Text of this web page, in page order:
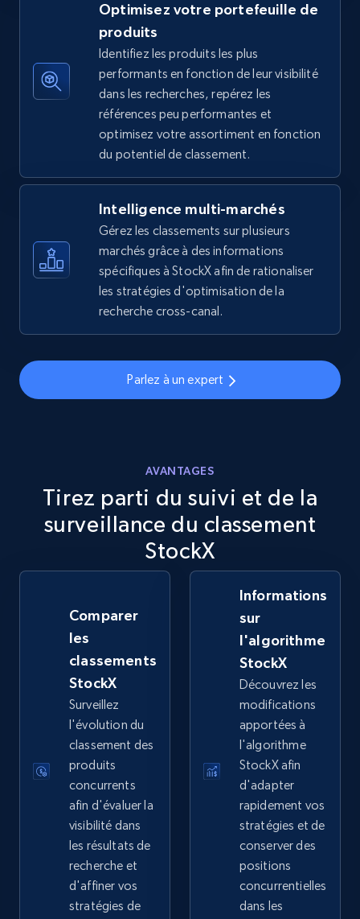
Amazon sellers info
Seller id, URL, Seller name, Description, Detailed
info, Stars, Feedbacks, Return policy, and more.
378+ Commencer
URL, Product id, Title, Seller name, Seller rating,
Seller reviews, Breadcrumbs, Root category, and
2.5K+ 359+ Commencer
Seller reviews, Breadcrumbs, Root category, and
more.
359+
eBay - Collect products from shops on eBay
URL, Product id, Title, Seller name, Seller rating,
Seller reviews, Breadcrumbs, Root category, and
more.
2.5K+ 359+ Commencer
eBay - Collect records by category
URL, Product id, Title, Seller name, Seller rating,
Seller reviews, Breadcrumbs, Root category, and
more.
2.5K+ 359+ Commencer
Optimisez votre portefeuille de
produits
Identifiez les produits les plus
performants en fonction de leur visibilité
dans les recherches, repérez les
références peu performantes et
optimisez votre assortiment en fonction
du potentiel de classement.
Intelligence multi-marchés
Gérez les classements sur plusieurs
marchés grâce à des informations
spécifiques à StockX afin de rationaliser
les stratégies d'optimisation de la
recherche cross-canal.
Parlez à un expert
AVANTAGES
Tirez parti du suivi et de la
surveillance du classement
StockX
Comparer
les
classements
StockX
Surveillez
l'évolution du
classement des
produits
concurrents
afin d'évaluer la
visibilité dans
les résultats de
recherche et
d'affiner vos
stratégies de
Informations
sur
l'algorithme
StockX
Découvrez les
modifications
apportées à
l'algorithme
StockX afin
d'adapter
rapidement vos
stratégies et de
conserver des
positions
concurrentielles
dans les